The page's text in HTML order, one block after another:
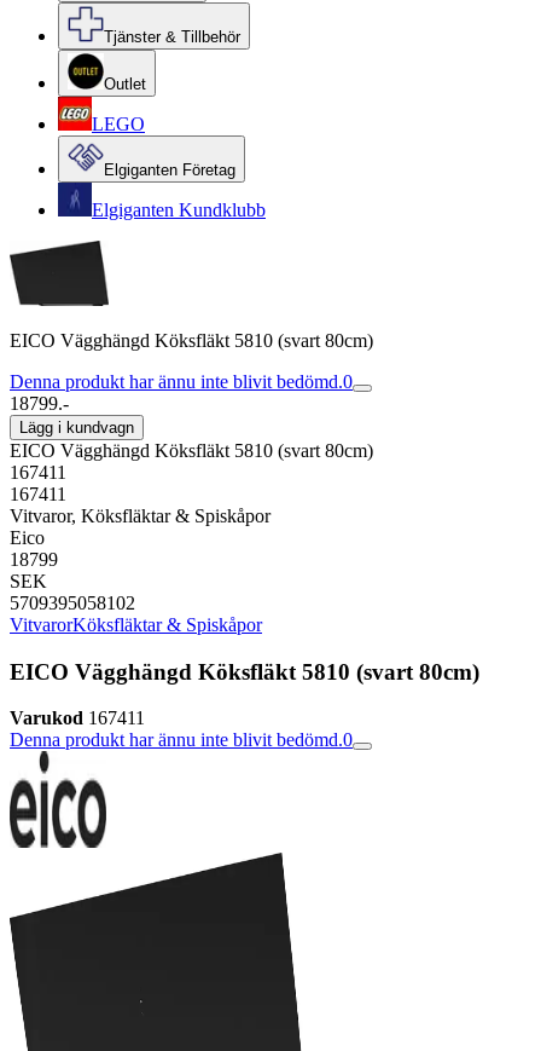
Tjänster & Tillbehör
Outlet
LEGO
Elgiganten Företag
Elgiganten Kundklubb
EICO Vägghängd Köksfläkt 5810 (svart 80cm)
Denna produkt har ännu inte blivit bedömd.0
18799.-
Lägg i kundvagn
EICO Vägghängd Köksfläkt 5810 (svart 80cm)
167411
167411
Vitvaror, Köksfläktar & Spiskåpor
Eico
18799
SEK
5709395058102
VitvarorKöksfläktar & Spiskåpor
EICO Vägghängd Köksfläkt 5810 (svart 80cm)
Varukod 167411
Denna produkt har ännu inte blivit bedömd.0